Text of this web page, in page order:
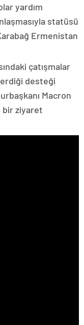
yardım
statüsü
Ermenistan
çatışmalar
desteği
Macron
bir ziyaret